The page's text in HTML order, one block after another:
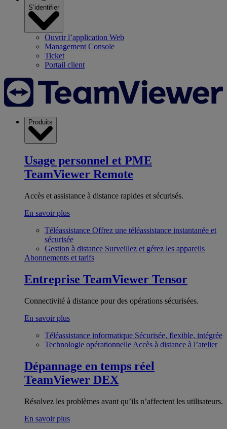
S’identifier
Ouvrir l’application Web
Management Console
Ticket
Portail client
Produits
Usage personnel et PME
TeamViewer Remote
Accès et assistance à distance rapides et sécurisés.
En savoir plus
Téléassistance Offrez une téléassistance instantanée et
sécurisée
Gestion à distance Surveillez et gérez les appareils
Abonnements et tarifs
Entreprise TeamViewer Tensor
Connectivité à distance pour des opérations sécurisées.
En savoir plus
Téléassistance informatique Sécurisée, flexible, intégrée
Technologie opérationnelle Accès à distance à l’atelier
Dépannage en temps réel
TeamViewer DEX
Résolvez les problèmes avant qu’ils n’affectent les utilisateurs.
En savoir plus